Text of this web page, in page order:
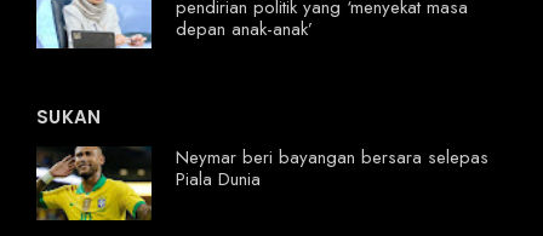
pendirian politik yang ‘menyekat masa
depan anak-anak’
SUKAN
Neymar beri bayangan bersara selepas
Piala Dunia